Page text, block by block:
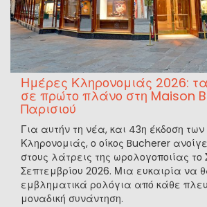
Ημέρες Κληρονομιάς 2026:
σε πρώτο πλάνο στη Maison
Παρισιού
Για αυτήν τη νέα, και 43η έκδοση
Κληρονομιάς, ο οίκος Bucherer
στους λάτρεις της ωρολογοποιίας το
Σεπτεμβρίου 2026. Μια ευκαιρία να
εμβληματικά ρολόγια από κάθε
μοναδική συνάντηση.